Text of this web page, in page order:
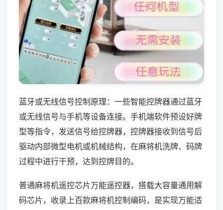
蓝牙或无线信号控制原理：一些智能控牌器通过蓝牙
或无线信号与手机等设备连接。手机端软件预设好牌
型等指令，发送信号给控牌器，控牌器接收到信号后
驱动内部微型电机或机械结构，在麻将机洗牌、码牌
过程中进行干预，达到控牌目的。
普通麻将机遥控芯片万能遥控器，搭载大容量通用解
码芯片，收录上百款麻将机控制编码，是实现万能适